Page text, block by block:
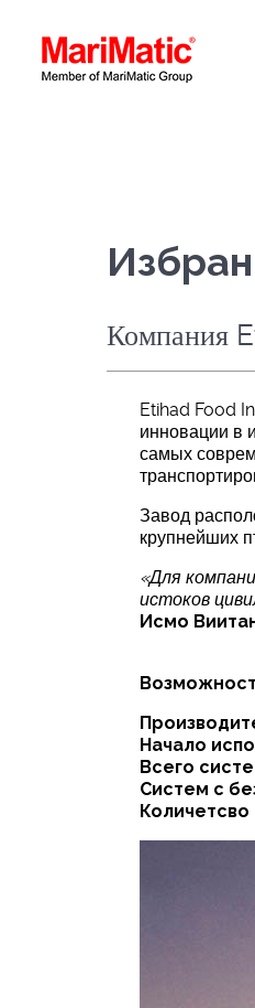
Компания
Etihad Food
инновации в
самых
Завод
крупнейших
«Для
истоков
Исмо
Начало
Всего
Систем с
Количетсво